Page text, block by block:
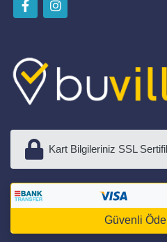
Kart Bilgileriniz SSL
Güvenli